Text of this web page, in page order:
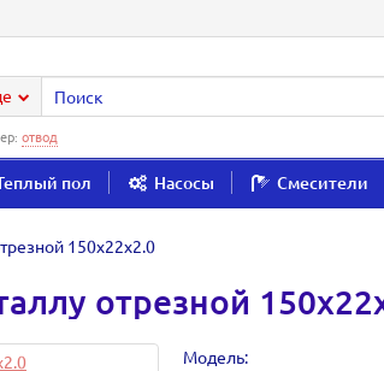
отвод
пол Насосы Смесители
150х22х2.0
отрезной
Модель: